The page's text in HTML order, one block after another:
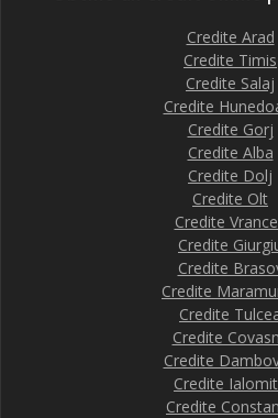
Credite Arad
Credite Timis
Credite Salaj
Credite
Credite Gorj
Credite Alba
Credite Dolj
Credite Olt
Credite
Credite
Credite
Credite
Credite
Credite
Credite
Credite
Credite